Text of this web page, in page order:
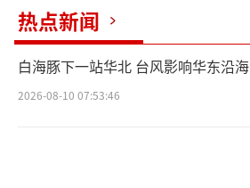
热点新闻
白海豚下一站华北 台风影响华东沿海
2026-08-10 07:53:46